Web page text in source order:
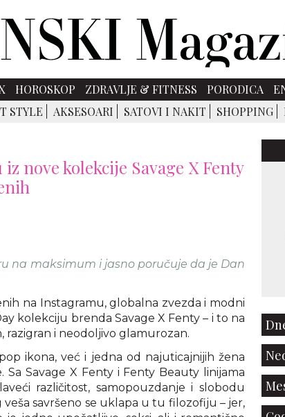
HOROSKOP ZDRAVLJE & FITNESS PORODICA
STYLE AKSESOARI SATOVI I NAKIT SHOPPING
nove kolekcije Savage X Fenty
na maksimum i jasno poručuje da je Dan
na Instagramu, globalna zvezda i modni
kolekciju brenda Savage X Fenty – i to na
razigran i neodoljivo glamurozan.
ikona, već i jedna od najuticajnijih žena
Savage X Fenty i Fenty Beauty linijama
različitost, samopouzdanje i slobodu
savršeno se uklapa u tu filozofiju – jer,